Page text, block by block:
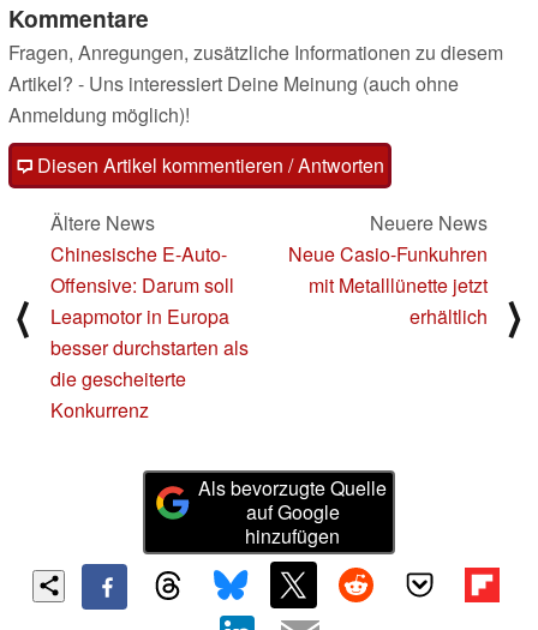
Kommentare
Fragen, Anregungen, zusätzliche Informationen zu diesem
Artikel? - Uns interessiert Deine Meinung (auch ohne
Anmeldung möglich)!
Diesen Artikel kommentieren / Antworten
⟨
Ältere News
Chinesische E-Auto-
Offensive: Darum soll
Leapmotor in Europa
besser durchstarten als
die gescheiterte
Konkurrenz
Neuere News
Neue Casio-Funkuhren
mit Metalllünette jetzt
erhältlich
⟩
Als bevorzugte Quelle
auf Google
hinzufügen